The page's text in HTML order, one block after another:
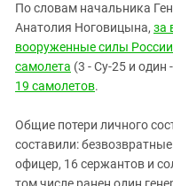
По словам начальника
Анатолия Ноговицына, за
вооруженные силы
самолета (3 - Су-25 и один
19 самолетов.
Общие потери личного
составили:
офицер, 16 сержантов и